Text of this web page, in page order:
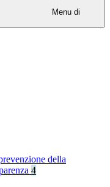
Menu di
della
4